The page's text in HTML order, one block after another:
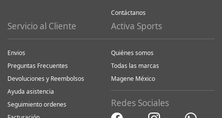
Contáctanos
Servicio al Cliente
Envios
Preguntas Frecuentes
Devoluciones y Reembolsos
Ayuda asistencia
Seguimiento ordenes
Activa Sports
Quiénes somos
Todas las marcas
Magene México
Redes Sociales